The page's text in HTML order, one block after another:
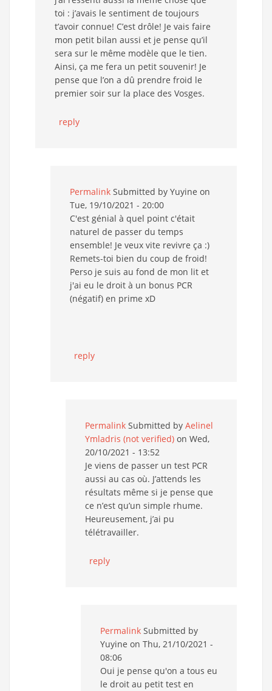
toi : j’avais le sentiment de toujours
t’avoir connue! C’est drôle! Je vais faire
mon petit bilan aussi et je pense qu’il
sera sur le même modèle que le tien.
Ainsi, ça me fera un petit souvenir! Je
pense que l’on a dû prendre froid le
premier soir sur la place des Vosges.
reply
Permalink Submitted by Yuyine on
Tue, 19/10/2021 - 20:00
C'est génial à quel point c'était
naturel de passer du temps
ensemble! Je veux vite revivre ça :)
Remets-toi bien du coup de froid!
Perso je suis au fond de mon lit et
j'ai eu le droit à un bonus PCR
(négatif) en prime xD
reply
Permalink Submitted by Aelinel
Ymladris (not verified) on Wed,
20/10/2021 - 13:52
Je viens de passer un test PCR
aussi au cas où. J’attends les
résultats même si je pense que
ce n’est qu’un simple rhume.
Heureusement, j’ai pu
télétravailler.
reply
Permalink Submitted by
Yuyine on Thu, 21/10/2021 -
08:06
Oui je pense qu'on a tous eu
le droit au petit test en